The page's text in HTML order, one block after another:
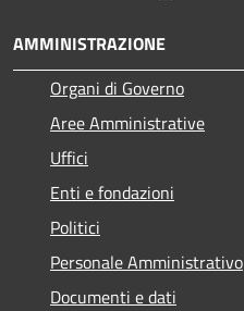
AMMINISTRAZIONE
Organi di Governo
Aree Amministrative
Uffici
Enti e fondazioni
Politici
Personale Amministrativo
Documenti e dati